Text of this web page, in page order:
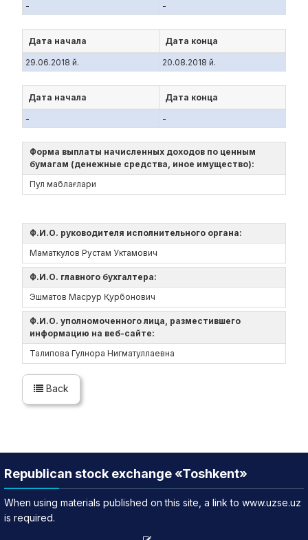
- -
Дата начала Дата конца
29.06.2018 й. 20.08.2018 й.
Дата начала Дата конца
- -
Форма выплаты начисленных доходов по ценным
бумагам (денежные средства, иное имущество):
Пул маблағлари
Ф.И.О. руководителя исполнительного органа:
Маматкулов Рустам Уктамович
Ф.И.О. главного бухгалтера:
Эшматов Масрур Қурбонович
Ф.И.О. уполномоченного лица, разместившего
информацию на веб-сайте:
Талипова Гулнора Нигматуллаевна
Back
Republican stock exchange «Toshkent»
When using materials published on this site, a link to www.uzse.uz
is required.